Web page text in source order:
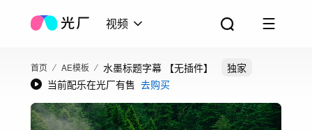
视频
首页 AE模板 水墨标题字幕 【无插件】
独家
当前配乐在光厂有售 去购买